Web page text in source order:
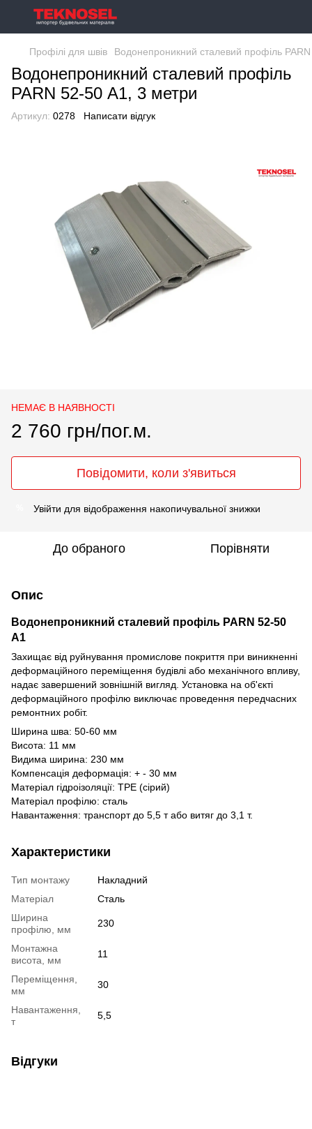
Профілі для швів Водонепроникний сталевий профіль
Водонепроникний сталевий профіль
PARN 52-50 А1, 3 метри
Артикул: 0278 Написати відгук
НЕМАЄ В НАЯВНОСТІ
2 760 грн/пог.м.
Повідомити, коли з'явиться
Увійти для відображення накопичувальної знижки
До обраного Порівняти
Опис
Водонепроникний сталевий профіль PARN 52-50
А1
Захищає від руйнування промислове покриття при виникненні
деформаційного переміщення будівлі або механічного впливу,
надає завершений зовнішній вигляд. Установка на об'єкті
деформаційного профілю виключає проведення передчасних
ремонтних робіт.
Ширина шва: 50-60 мм
Висота: 11 мм
Видима ширина: 230 мм
Компенсація деформація: + - 30 мм
Матеріал гідроізоляції: ТРЕ (сірий)
Матеріал профілю: сталь
Навантаження: транспорт до 5,5 т або витяг до 3,1 т.
Характеристики
Тип монтажу
Накладний
Матеріал
Сталь
Ширина
профілю, мм
230
Монтажна
висота, мм
11
Переміщення,
мм
30
Навантаження,
т
5,5
Відгуки